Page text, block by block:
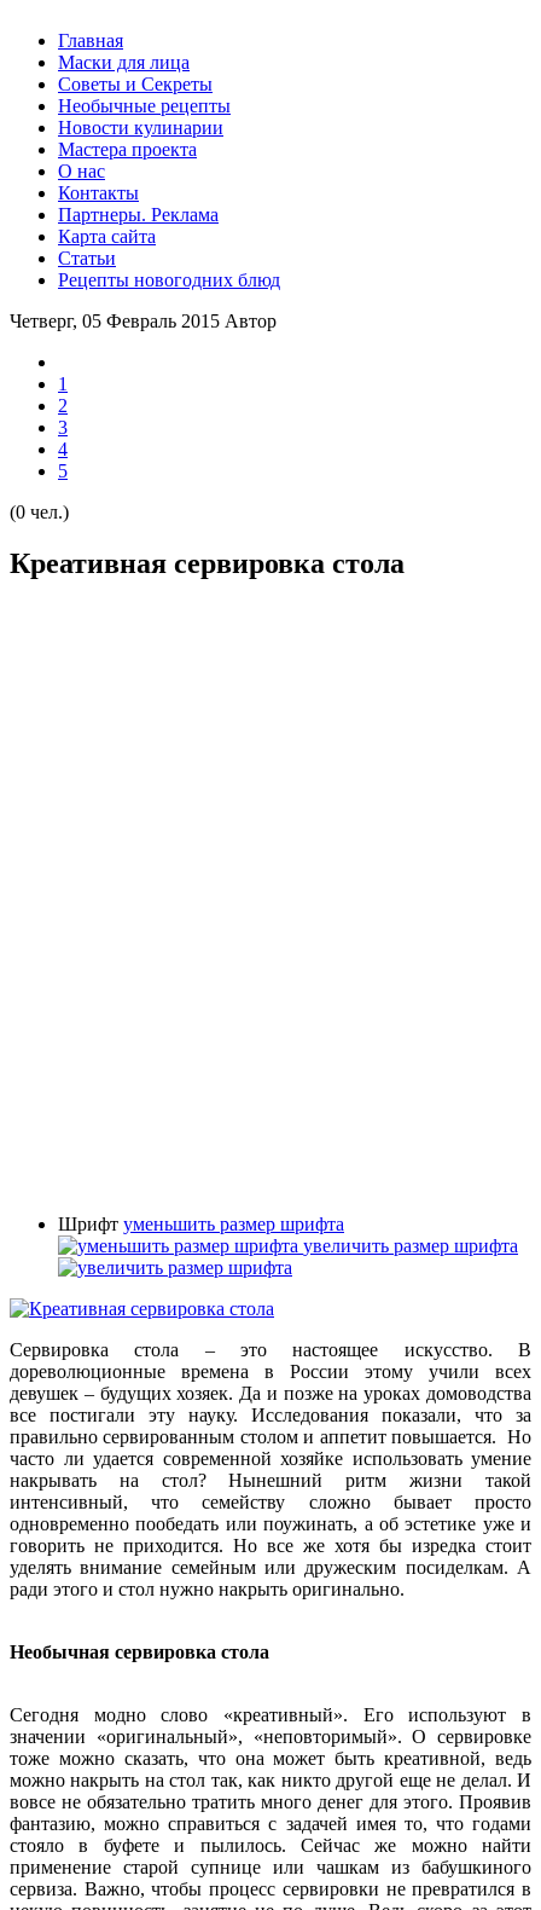
Главная
Маски для лица
Советы и Секреты
Необычные рецепты
Новости кулинарии
Мастера проекта
О нас
Контакты
Партнеры. Реклама
Карта сайта
Статьи
Рецепты новогодних блюд
Четверг, 05 Февраль 2015 Автор
1
2
3
4
5
(0 чел.)
Креативная сервировка стола
Шрифт уменьшить размер шрифта
увеличить размер шрифта
Сервировка стола – это настоящее искусство. В
дореволюционные времена в России этому учили всех
девушек – будущих хозяек. Да и позже на уроках домоводства
все постигали эту науку. Исследования показали, что за
правильно сервированным столом и аппетит повышается. Но
часто ли удается современной хозяйке использовать умение
накрывать на стол? Нынешний ритм жизни такой
интенсивный, что семейству сложно бывает просто
одновременно пообедать или поужинать, а об эстетике уже и
говорить не приходится. Но все же хотя бы изредка стоит
уделять внимание семейным или дружеским посиделкам. А
ради этого и стол нужно накрыть оригинально.
Необычная сервировка стола
Сегодня модно слово «креативный». Его используют в
значении «оригинальный», «неповторимый». О сервировке
тоже можно сказать, что она может быть креативной, ведь
можно накрыть на стол так, как никто другой еще не делал. И
вовсе не обязательно тратить много денег для этого. Проявив
фантазию, можно справиться с задачей имея то, что годами
стояло в буфете и пылилось. Сейчас же можно найти
применение старой супнице или чашкам из бабушкиного
сервиза. Важно, чтобы процесс сервировки не превратился в